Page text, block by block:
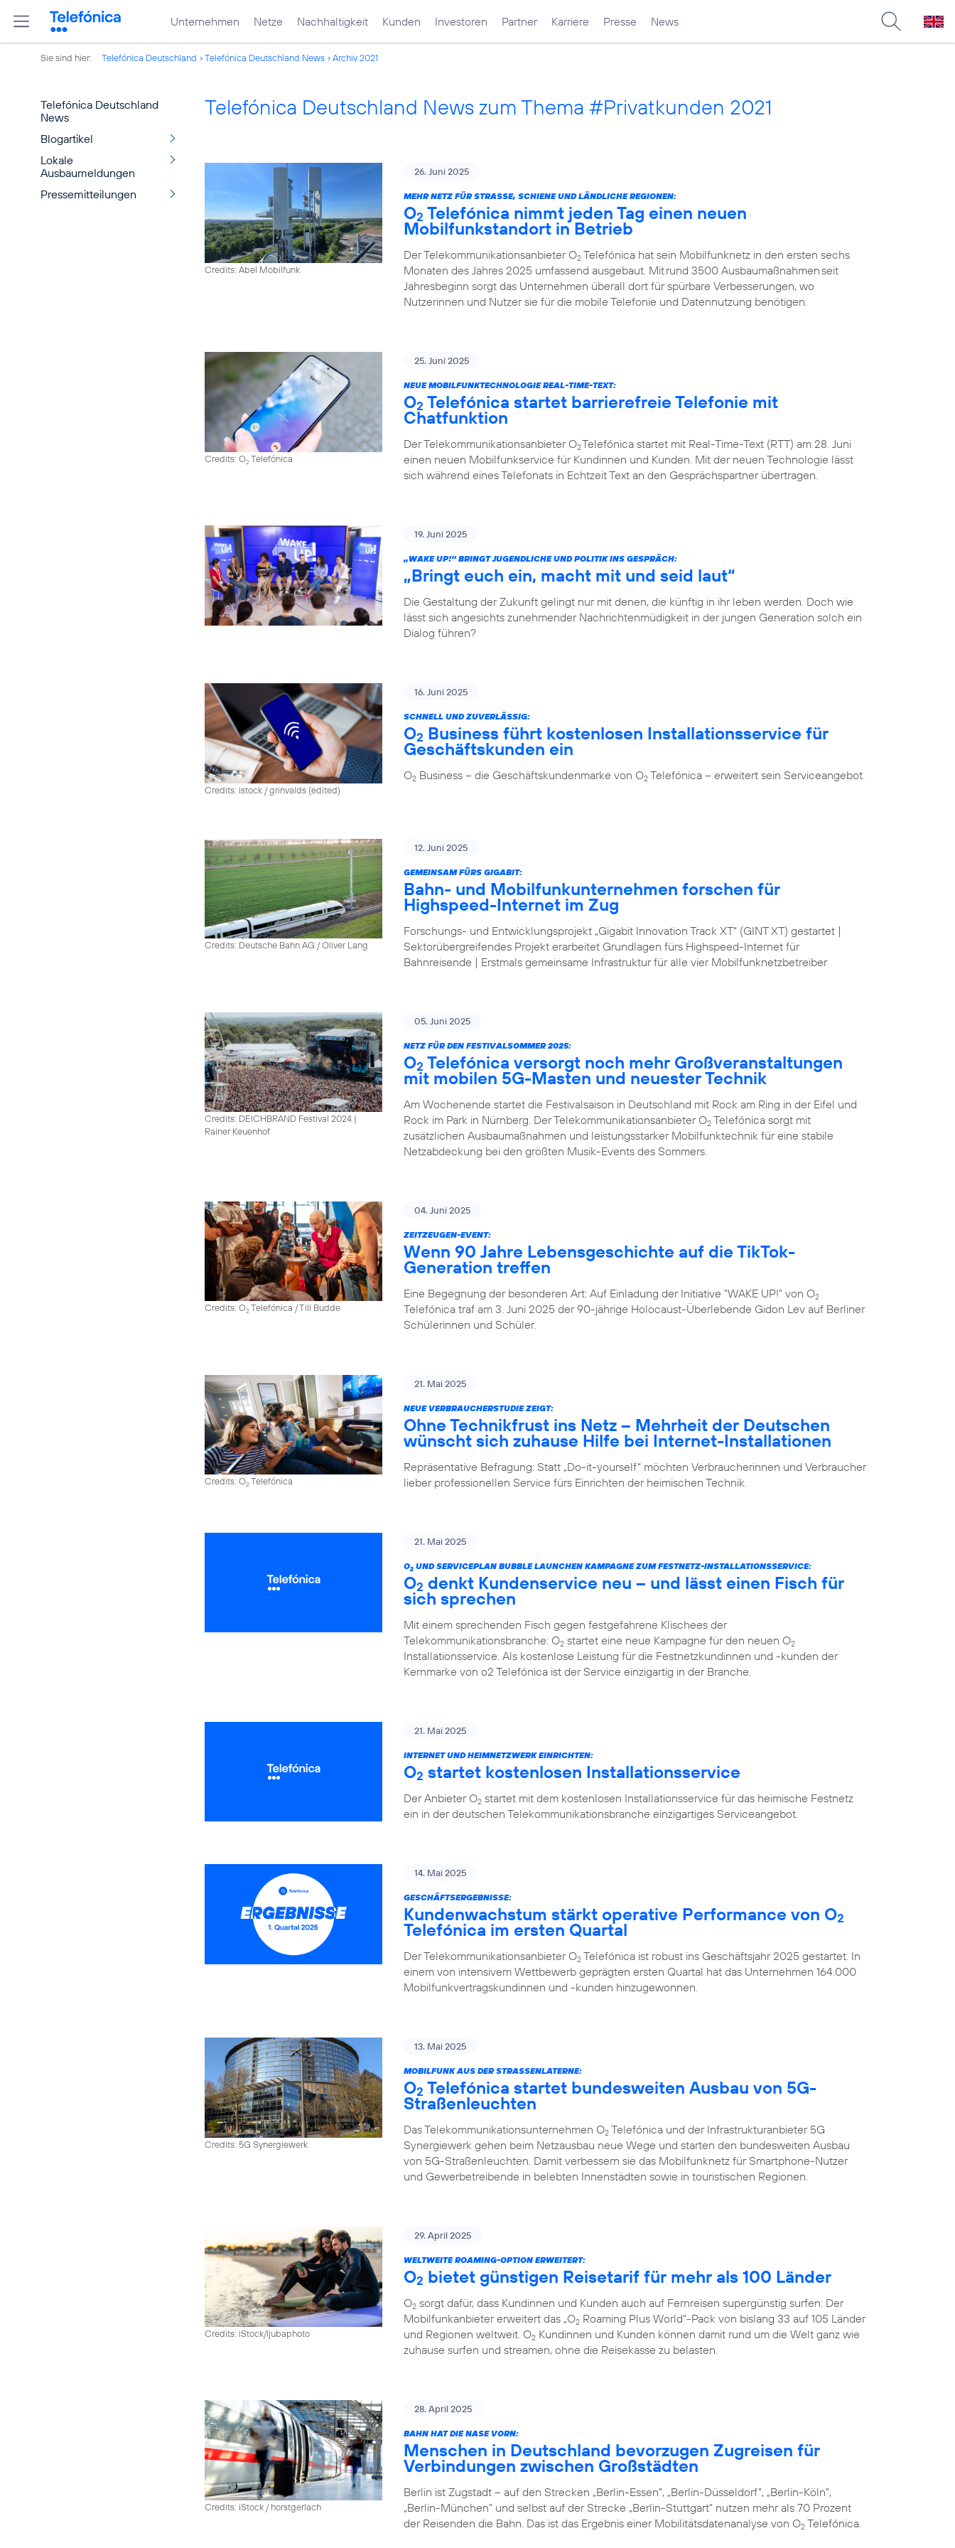
Unternehmen Netze Nachhaltigkeit Kunden Investoren Partner Karriere Presse News
Sie sind hier: Telefónica Deutschland Telefónica Deutschland News Archiv 2021
Telefónica Deutschland
News
Blogartikel
Lokale
Ausbaumeldungen
Pressemitteilungen
Telefónica Deutschland News zum Thema #Privatkunden 2021
Credits: Abel Mobilfunk
26. Juni 2025
MEHR NETZ FÜR STRASSE, SCHIENE UND LÄNDLICHE REGIONEN:
O2 Telefónica nimmt jeden Tag einen neuen
Mobilfunkstandort in Betrieb
Der Telekommunikationsanbieter O2 Telefónica hat sein Mobilfunknetz in den ersten sechs
Monaten des Jahres 2025 umfassend ausgebaut. Mit rund 3500 Ausbaumaßnahmen seit
Jahresbeginn sorgt das Unternehmen überall dort für spürbare Verbesserungen, wo
Nutzerinnen und Nutzer sie für die mobile Telefonie und Datennutzung benötigen.
Credits: O2Telefónica
25. Juni 2025
NEUE MOBILFUNKTECHNOLOGIE REAL-TIME-TEXT:
O2 Telefónica startet barrierefreie Telefonie mit
Chatfunktion
Der Telekommunikationsanbieter O2Telefónica startet mit Real-Time-Text (RTT) am 28. Juni
einen neuen Mobilfunkservice für Kundinnen und Kunden. Mit der neuen Technologie lässt
sich während eines Telefonats in Echtzeit Text an den Gesprächspartner übertragen.
19. Juni 2025
„WAKE UP!“ BRINGT JUGENDLICHE UND POLITIK INS GESPRÄCH:
„Bringt euch ein, macht mit und seid laut“
Die Gestaltung der Zukunft gelingt nur mit denen, die künftig in ihr leben werden. Doch wie
lässt sich angesichts zunehmender Nachrichtenmüdigkeit in der jungen Generation solch ein
Dialog führen?
Credits: istock / grinvalds (edited)
16. Juni 2025
SCHNELL UND ZUVERLÄSSIG:
O2 Business führt kostenlosen Installationsservice für
Geschäftskunden ein
O2 Business – die Geschäftskundenmarke von O2 Telefónica – erweitert sein Serviceangebot.
Credits: Deutsche Bahn AG / Oliver Lang
12. Juni 2025
GEMEINSAM FÜRS GIGABIT:
Bahn- und Mobilfunkunternehmen forschen für
Highspeed-Internet im Zug
Forschungs- und Entwicklungsprojekt „Gigabit Innovation Track XT“ (GINT XT) gestartet |
Sektorübergreifendes Projekt erarbeitet Grundlagen fürs Highspeed-Internet für
Bahnreisende | Erstmals gemeinsame Infrastruktur für alle vier Mobilfunknetzbetreiber
Credits: DEICHBRAND Festival 2024 |
Rainer Keuenhof
05. Juni 2025
NETZ FÜR DEN FESTIVALSOMMER 2025:
O2 Telefónica versorgt noch mehr Großveranstaltungen
mit mobilen 5G-Masten und neuester Technik
Am Wochenende startet die Festivalsaison in Deutschland mit Rock am Ring in der Eifel und
Rock im Park in Nürnberg. Der Telekommunikationsanbieter O2 Telefónica sorgt mit
zusätzlichen Ausbaumaßnahmen und leistungsstarker Mobilfunktechnik für eine stabile
Netzabdeckung bei den größten Musik-Events des Sommers.
Credits: O2Telefónica / Till Budde
04. Juni 2025
ZEITZEUGEN-EVENT:
Wenn 90 Jahre Lebensgeschichte auf die TikTok-
Generation treffen
Eine Begegnung der besonderen Art: Auf Einladung der Initiative "WAKE UP!" von O2
Telefónica traf am 3. Juni 2025 der 90-jährige Holocaust-Überlebende Gidon Lev auf Berliner
Schülerinnen und Schüler.
Credits: O2Telefónica
21. Mai 2025
NEUE VERBRAUCHERSTUDIE ZEIGT:
Ohne Technikfrust ins Netz – Mehrheit der Deutschen
wünscht sich zuhause Hilfe bei Internet-Installationen
Repräsentative Befragung: Statt „Do-it-yourself“ möchten Verbraucherinnen und Verbraucher
lieber professionellen Service fürs Einrichten der heimischen Technik.
21. Mai 2025
O2 UND SERVICEPLAN BUBBLE LAUNCHEN KAMPAGNE ZUM FESTNETZ-INSTALLATIONSSERVICE:
O2 denkt Kundenservice neu – und lässt einen Fisch für
sich sprechen
Mit einem sprechenden Fisch gegen festgefahrene Klischees der
Telekommunikationsbranche: O2 startet eine neue Kampagne für den neuen O2
Installationsservice. Als kostenlose Leistung für die Festnetzkundinnen und -kunden der
Kernmarke von o2 Telefónica ist der Service einzigartig in der Branche.
21. Mai 2025
INTERNET UND HEIMNETZWERK EINRICHTEN:
O2 startet kostenlosen Installationsservice
Der Anbieter O2 startet mit dem kostenlosen Installationsservice für das heimische Festnetz
ein in der deutschen Telekommunikationsbranche einzigartiges Serviceangebot.
14. Mai 2025
GESCHÄFTSERGEBNISSE:
Kundenwachstum stärkt operative Performance von O2
Telefónica im ersten Quartal
Der Telekommunikationsanbieter O2 Telefónica ist robust ins Geschäftsjahr 2025 gestartet. In
einem von intensivem Wettbewerb geprägten ersten Quartal hat das Unternehmen 164.000
Mobilfunkvertragskundinnen und -kunden hinzugewonnen.
Credits: 5G Synergiewerk
13. Mai 2025
MOBILFUNK AUS DER STRASSENLATERNE:
O2 Telefónica startet bundesweiten Ausbau von 5G-
Straßenleuchten
Das Telekommunikationsunternehmen O2 Telefónica und der Infrastrukturanbieter 5G
Synergiewerk gehen beim Netzausbau neue Wege und starten den bundesweiten Ausbau
von 5G-Straßenleuchten. Damit verbessern sie das Mobilfunknetz für Smartphone-Nutzer
und Gewerbetreibende in belebten Innenstädten sowie in touristischen Regionen.
Credits: iStock/ljubaphoto
29. April 2025
WELTWEITE ROAMING-OPTION ERWEITERT:
O2 bietet günstigen Reisetarif für mehr als 100 Länder
O2 sorgt dafür, dass Kundinnen und Kunden auch auf Fernreisen supergünstig surfen: Der
Mobilfunkanbieter erweitert das „O2 Roaming Plus World“-Pack von bislang 33 auf 105 Länder
und Regionen weltweit. O2 Kundinnen und Kunden können damit rund um die Welt ganz wie
zuhause surfen und streamen, ohne die Reisekasse zu belasten.
Credits: iStock / horstgerlach
28. April 2025
BAHN HAT DIE NASE VORN:
Menschen in Deutschland bevorzugen Zugreisen für
Verbindungen zwischen Großstädten
Berlin ist Zugstadt – auf den Strecken „Berlin-Essen”, „Berlin-Düsseldorf”, „Berlin-Köln”,
„Berlin-München” und selbst auf der Strecke „Berlin-Stuttgart“ nutzen mehr als 70 Prozent
der Reisenden die Bahn. Das ist das Ergebnis einer Mobilitätsdatenanalyse von O2 Telefónica.